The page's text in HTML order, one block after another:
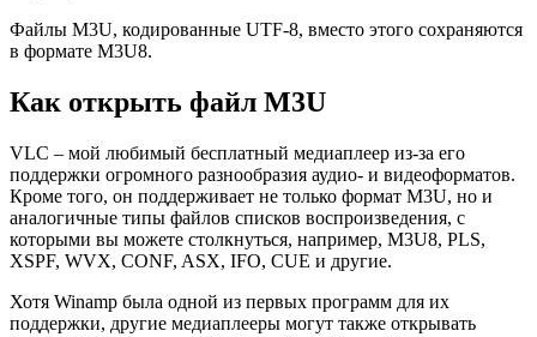
Файлы M3U, кодированные UTF-8, вместо этого сохраняются
в формате M3U8.
Как открыть файл M3U
VLC – мой любимый бесплатный медиаплеер из-за его
поддержки огромного разнообразия аудио- и видеоформатов.
Кроме того, он поддерживает не только формат M3U, но и
аналогичные типы файлов списков воспроизведения, с
которыми вы можете столкнуться, например, M3U8, PLS,
XSPF, WVX, CONF, ASX, IFO, CUE и другие.
Хотя Winamp была одной из первых программ для их
поддержки, другие медиаплееры могут также открывать